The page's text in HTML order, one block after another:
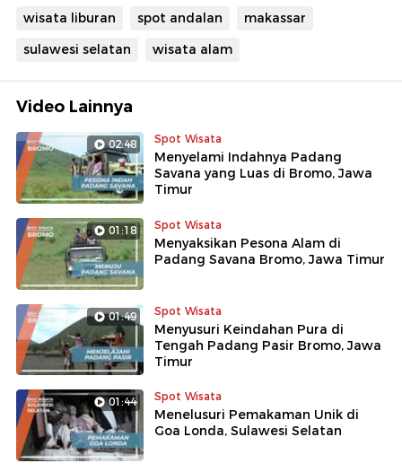
wisata liburan spot andalan
makassar
sulawesi selatan
wisata alam
Video Lainnya
02:48 Spot Wisata
Menyelami Indahnya Padang
Savana yang Luas di Bromo, Jawa
Timur
01:18 Spot Wisata
Menyaksikan Pesona Alam di
Padang Savana Bromo, Jawa Timur
01:49 Spot Wisata
Menyusuri Keindahan Pura di
Tengah Padang Pasir Bromo, Jawa
Timur
01:44 Spot Wisata
Menelusuri Pemakaman Unik di
Goa Londa, Sulawesi Selatan